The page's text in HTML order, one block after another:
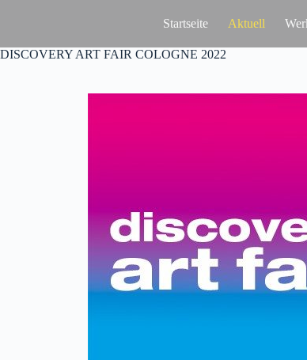
Startseite Aktuell
DISCOVERY ART FAIR COLOGNE 2022